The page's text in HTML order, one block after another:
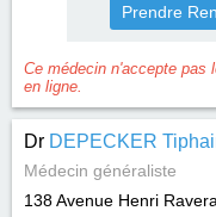
Prendre
Ce médecin n'accepte pas
en ligne.
Dr DEPECKER
Médecin généraliste
138 Avenue Henri